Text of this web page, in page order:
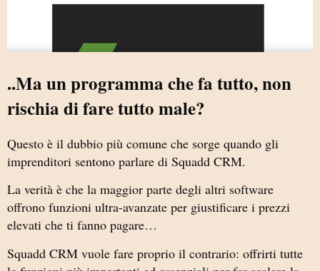
..Ma un programma che fa tutto, non
rischia di fare tutto male?
Questo è il dubbio più comune che sorge quando gli
imprenditori sentono parlare di Squadd CRM.
La verità è che la maggior parte degli altri software
offrono funzioni ultra-avanzate per giustificare i prezzi
elevati che ti fanno pagare…
Squadd CRM vuole fare proprio il contrario: offrirti tutte